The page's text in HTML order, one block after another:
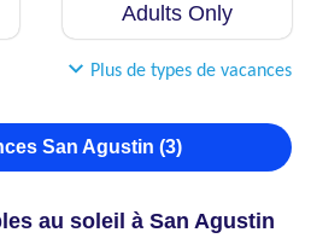
Adults Only
Plus de types de vacances
San Agustin (3)
au soleil à San Agustin